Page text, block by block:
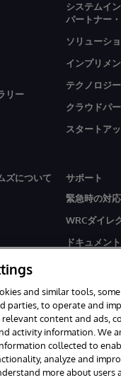
リー
システムイ
パートナー
ソリューシ
インプリメ
テクノロジ
クラウドパ
スタートア
ズについて
サポート
緊急時の対応
WRCダイレ
ドキュメント
Corporation, Boston,
and similar tools,
parties, to operate and
relevant content and ads,
activity information. We
collected to
analyze and
more about users